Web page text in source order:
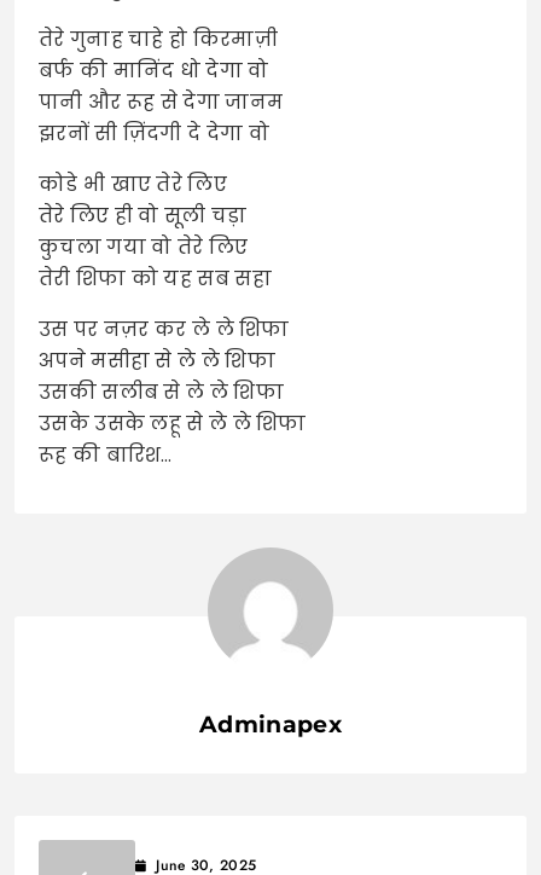
तेरे गुनाह चाहे हो किरमाज़ी
बर्फ की मानिंद धो देगा वो
पानी और रूह से देगा जानम
झरनों सी ज़िंदगी दे देगा वो
कोडे भी खाए तेरे लिए
तेरे लिए ही वो सूली चड़ा
कुचला गया वो तेरे लिए
तेरी शिफा को यह सब सहा
उस पर नज़र कर ले ले शिफा
अपने मसीहा से ले ले शिफा
उसकी सलीब से ले ले शिफा
उसके उसके लहू से ले ले शिफा
रूह की बारिश…
Adminapex
June 30, 2025